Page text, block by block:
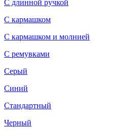
С длинной ручкой
С кармашком
С кармашком и молнией
С ремувками
Серый
Синий
Стандартный
Черный